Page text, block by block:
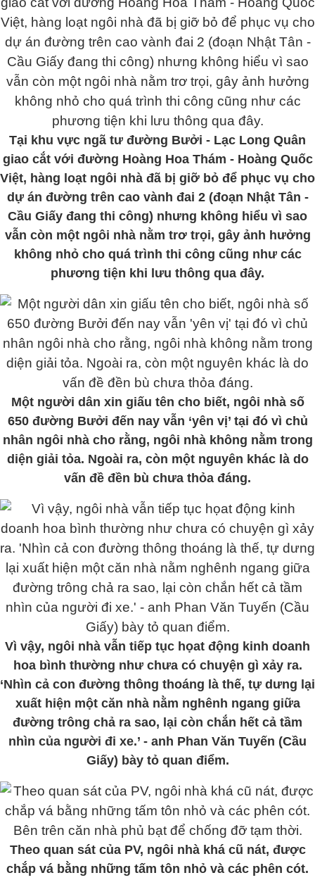
Tại khu vực ngã tư đường Bưởi - Lạc Long Quân
giao cắt với đường Hoàng Hoa Thám - Hoàng Quốc
Việt, hàng loạt ngôi nhà đã bị giỡ bỏ để phục vụ cho
dự án đường trên cao vành đai 2 (đoạn Nhật Tân -
Cầu Giấy đang thi công) nhưng không hiểu vì sao
vẫn còn một ngôi nhà nằm trơ trọi, gây ảnh hưởng
không nhỏ cho quá trình thi công cũng như các
phương tiện khi lưu thông qua đây.
Một người dân xin giấu tên cho biết, ngôi nhà số
650 đường Bưởi đến nay vẫn ‘yên vị’ tại đó vì chủ
nhân ngôi nhà cho rằng, ngôi nhà không nằm trong
diện giải tỏa. Ngoài ra, còn một nguyên khác là do
vấn đề đền bù chưa thỏa đáng.
Vì vậy, ngôi nhà vẫn tiếp tục họat động kinh doanh
hoa bình thường như chưa có chuyện gì xảy ra.
‘Nhìn cả con đường thông thoáng là thế, tự dưng lại
xuất hiện một căn nhà nằm nghênh ngang giữa
đường trông chả ra sao, lại còn chắn hết cả tầm
nhìn của người đi xe.’ - anh Phan Văn Tuyến (Cầu
Giấy) bày tỏ quan điểm.
Theo quan sát của PV, ngôi nhà khá cũ nát, được
chắp vá bằng những tấm tôn nhỏ và các phên cót.